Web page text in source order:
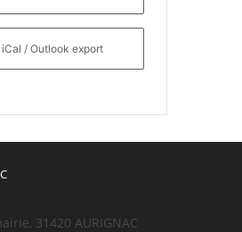
iCal / Outlook export
31420 AURIGNAC